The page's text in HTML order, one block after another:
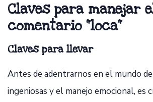
Claves para manejar
comentario "loca"
Claves para llevar
Antes de adentrarnos en el mundo
ingeniosas y el manejo emocional, es